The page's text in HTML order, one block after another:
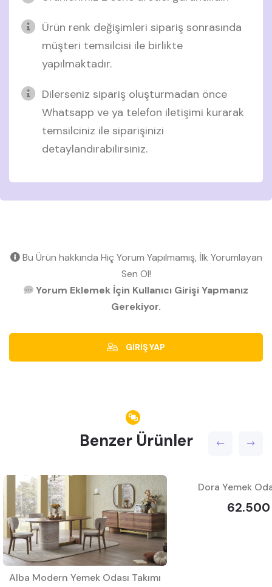
Ürün renk değişimleri sipariş sonrasında
müşteri temsilcisi ile birlikte
yapılmaktadır.
Dilerseniz sipariş oluşturmadan önce
Whatsapp ve ya telefon iletişimi kurarak
temsilciniz ile siparişinizi
detaylandırabilirsiniz.
Bu Ürün hakkında Hiç Yorum Yapılmamış, İlk Yorumlayan
Sen Ol!
Yorum Eklemek İçin Kullanıcı Girişi Yapmanız
Gerekiyor.
GİRİŞ YAP
Benzer Ürünler
Alba Modern Yemek Odası Takımı
Dora Yemek